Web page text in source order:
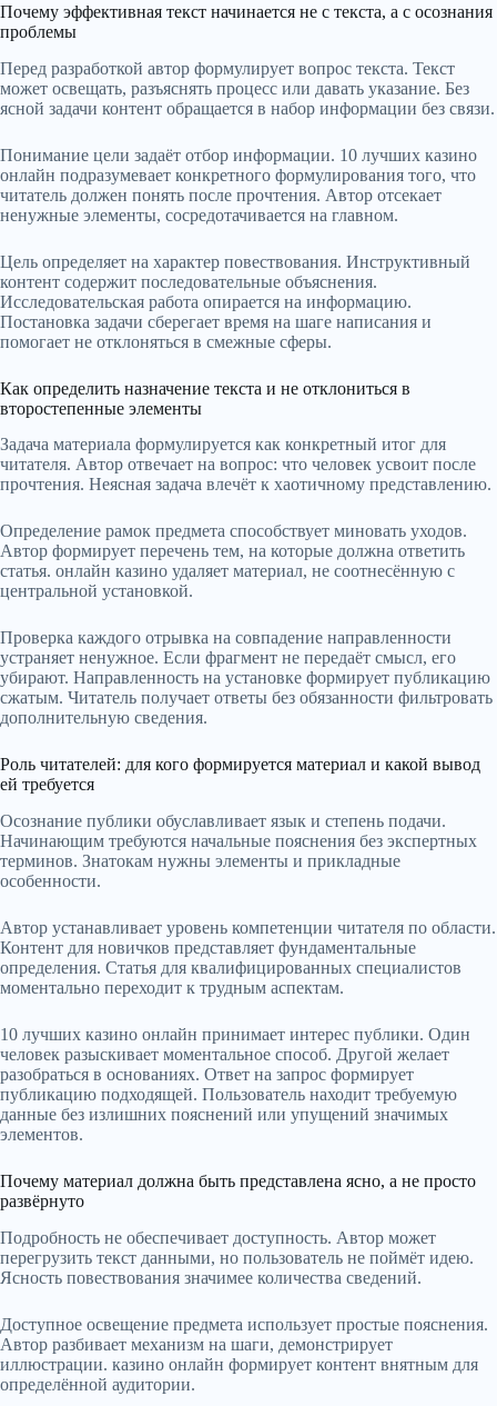
Почему эффективная текст начинается не с текста, а с осознания
проблемы
Перед разработкой автор формулирует вопрос текста. Текст
может освещать, разъяснять процесс или давать указание. Без
ясной задачи контент обращается в набор информации без связи.
Понимание цели задаёт отбор информации. 10 лучших казино
онлайн подразумевает конкретного формулирования того, что
читатель должен понять после прочтения. Автор отсекает
ненужные элементы, сосредотачивается на главном.
Цель определяет на характер повествования. Инструктивный
контент содержит последовательные объяснения.
Исследовательская работа опирается на информацию.
Постановка задачи сберегает время на шаге написания и
помогает не отклоняться в смежные сферы.
Как определить назначение текста и не отклониться в
второстепенные элементы
Задача материала формулируется как конкретный итог для
читателя. Автор отвечает на вопрос: что человек усвоит после
прочтения. Неясная задача влечёт к хаотичному представлению.
Определение рамок предмета способствует миновать уходов.
Автор формирует перечень тем, на которые должна ответить
статья. онлайн казино удаляет материал, не соотнесённую с
центральной установкой.
Проверка каждого отрывка на совпадение направленности
устраняет ненужное. Если фрагмент не передаёт смысл, его
убирают. Направленность на установке формирует публикацию
сжатым. Читатель получает ответы без обязанности фильтровать
дополнительную сведения.
Роль читателей: для кого формируется материал и какой вывод
ей требуется
Осознание публики обуславливает язык и степень подачи.
Начинающим требуются начальные пояснения без экспертных
терминов. Знатокам нужны элементы и прикладные
особенности.
Автор устанавливает уровень компетенции читателя по области.
Контент для новичков представляет фундаментальные
определения. Статья для квалифицированных специалистов
моментально переходит к трудным аспектам.
10 лучших казино онлайн принимает интерес публики. Один
человек разыскивает моментальное способ. Другой желает
разобраться в основаниях. Ответ на запрос формирует
публикацию подходящей. Пользователь находит требуемую
данные без излишних пояснений или упущений значимых
элементов.
Почему материал должна быть представлена ясно, а не просто
развёрнуто
Подробность не обеспечивает доступность. Автор может
перегрузить текст данными, но пользователь не поймёт идею.
Ясность повествования значимее количества сведений.
Доступное освещение предмета использует простые пояснения.
Автор разбивает механизм на шаги, демонстрирует
иллюстрации. казино онлайн формирует контент внятным для
определённой аудитории.